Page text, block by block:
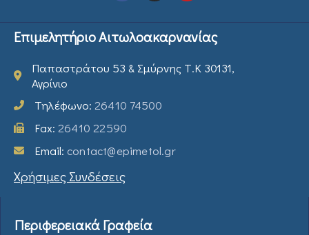
Επιμελητήριο Αιτωλοακαρνανίας
Παπαστράτου 53 & Σμύρνης Τ.Κ 30131,
Αγρίνιο
Τηλέφωνο: 26410 74500
Fax: 26410 22590
Email: contact@epimetol.gr
Χρήσιμες Συνδέσεις
Περιφερειακά Γραφεία